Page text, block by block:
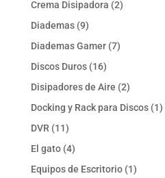
Crema Disipadora 22
Diademas 99
productos
Diademas Gamer 77
Discos Duros 1616
productos
Disipadores de Aire 22
productos
Docking y Rack para Discos 11
DVR 1111
productos
El gato 44
productos
Equipos de Escritorio 11